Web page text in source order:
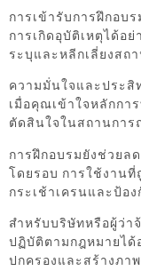
การเข้ารับการฝึกอบ
การเกิดอุบัติเหตุได้อ
ระบุและหลีกเลี่ยงสถ
ความมั่นใจและประสิ
เมื่อคุณเข้าใจหลักกา
ตัดสินใจในสถานกา
การฝึกอบรมยังช่วยล
โดยรอบ การใช้งาน
กระเช้าเครนและป้อ
สำหรับบริษัทหรือผู้ว่า
ปฏิบัติตามกฎหมายได้
ปกครองและสร้างภ